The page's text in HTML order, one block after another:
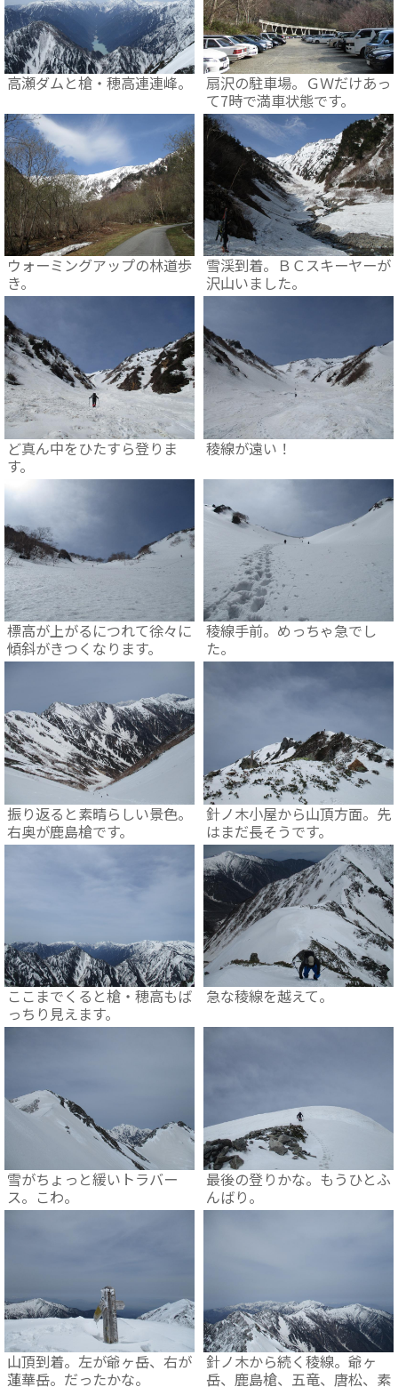
高瀬ダムと槍・穂高連連峰。
扇沢の駐車場。ＧＷだけあっ
て7時で満車状態です。
ウォーミングアップの林道歩
き。
雪渓到着。ＢＣスキーヤーが
沢山いました。
ど真ん中をひたすら登りま
す。
稜線が遠い！
標高が上がるにつれて徐々に
傾斜がきつくなります。
稜線手前。めっちゃ急でし
た。
振り返ると素晴らしい景色。
右奥が鹿島槍です。
針ノ木小屋から山頂方面。先
はまだ長そうです。
ここまでくると槍・穂高もば
っちり見えます。
急な稜線を越えて。
雪がちょっと緩いトラバー
ス。こわ。
最後の登りかな。もうひとふ
んばり。
山頂到着。左が爺ヶ岳、右が
蓮華岳。だったかな。
針ノ木から続く稜線。爺ヶ
岳、鹿島槍、五竜、唐松、素